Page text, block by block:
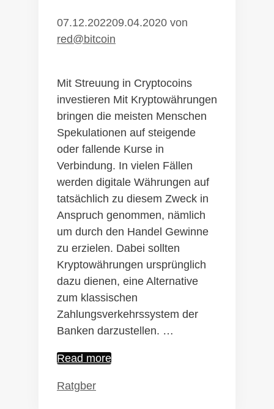
07.12.202209.04.2020 von
red@bitcoin
Mit Streuung in Cryptocoins
investieren Mit Kryptowährungen
bringen die meisten Menschen
Spekulationen auf steigende
oder fallende Kurse in
Verbindung. In vielen Fällen
werden digitale Währungen auf
tatsächlich zu diesem Zweck in
Anspruch genommen, nämlich
um durch den Handel Gewinne
zu erzielen. Dabei sollten
Kryptowährungen ursprünglich
dazu dienen, eine Alternative
zum klassischen
Zahlungsverkehrssystem der
Banken darzustellen. …
Read moreKrypto-
Kategorien
Ratgber